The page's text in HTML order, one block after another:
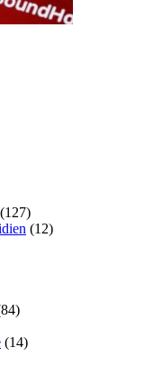
(127)
(12)
(14)